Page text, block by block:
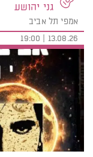
גני יהושע
אמפי תל אביב
13.08.26 | 19:00